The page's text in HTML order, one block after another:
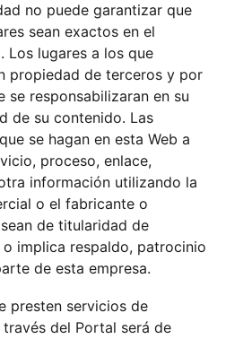
no puede garantizar que
sean exactos en el
Los lugares a los que
propiedad de terceros y por
se responsabilizaran en su
de su contenido. Las
se hagan en esta Web a
proceso, enlace,
información utilizando la
o el fabricante o
de titularidad de
implica respaldo, patrocinio
de esta empresa.
presten servicios de
del Portal será de